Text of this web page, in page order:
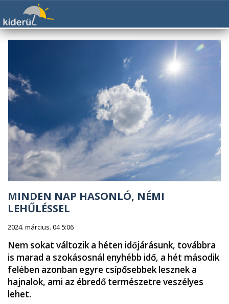
MINDEN NAP HASONLÓ, NÉMI
LEHŰLÉSSEL
2024. március. 04 5:06
Nem sokat változik a héten időjárásunk, továbbra
is marad a szokásosnál enyhébb idő, a hét második
felében azonban egyre csípősebbek lesznek a
hajnalok, ami az ébredő természetre veszélyes
lehet.